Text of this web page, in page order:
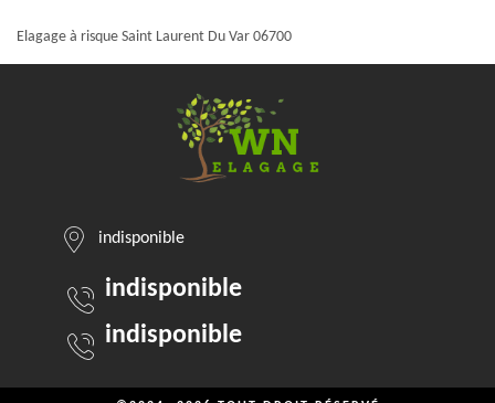
Elagage à risque Saint Laurent Du Var 06700
indisponible
indisponible
indisponible